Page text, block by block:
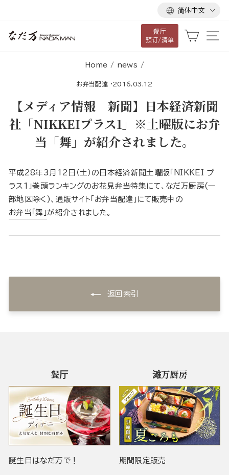
语
言
简体中文
餐厅
预订/清单
大车
Home / news /
お弁当配達 ·2016.03.12
【メディア情報 新聞】日本経済新聞
社「NIKKEIプラス1」※土曜版にお弁
当「舞」が紹介されました。
平成28年3月12日（土）の日本経済新聞土曜版「NIKKEI プ
ラス1」巻頭ランキングのお花見弁当特集にて、なだ万厨房(一
部地区除く)、通販サイト「お弁当配達」にて販売中の
お弁当「舞」が紹介されました。
返回索引
餐厅
誕生日はなだ万で！
滩万厨房
期間限定販売